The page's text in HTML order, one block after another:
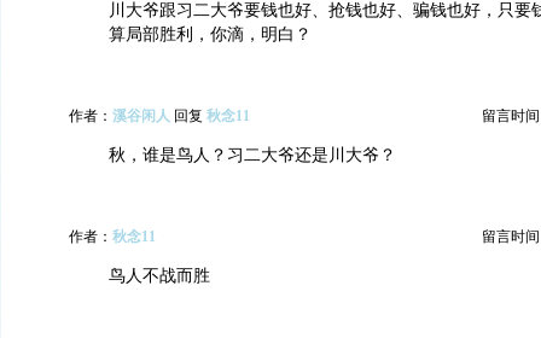
川大爷跟习二大爷要钱也好、抢钱也好、骗钱也好，只要
算局部胜利，你滴，明白？
作者： 溪谷闲人 回复 秋念11 留言时间
秋，谁是鸟人？习二大爷还是川大爷？
作者： 秋念11 留言时间
鸟人不战而胜